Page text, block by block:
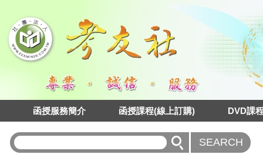
函授服務簡介 函授課程(線上訂購) DVD課